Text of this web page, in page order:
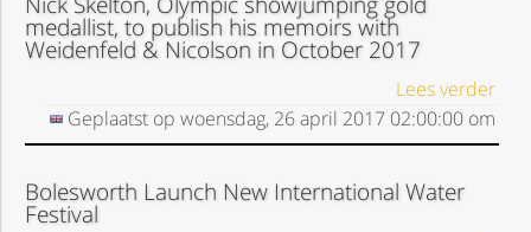
medallist, to publish his memoirs with
Weidenfeld & Nicolson in October 2017
Lees verder
Geplaatst op woensdag, 26 april 2017 02:00:00om
Bolesworth Launch New International Water
Festival